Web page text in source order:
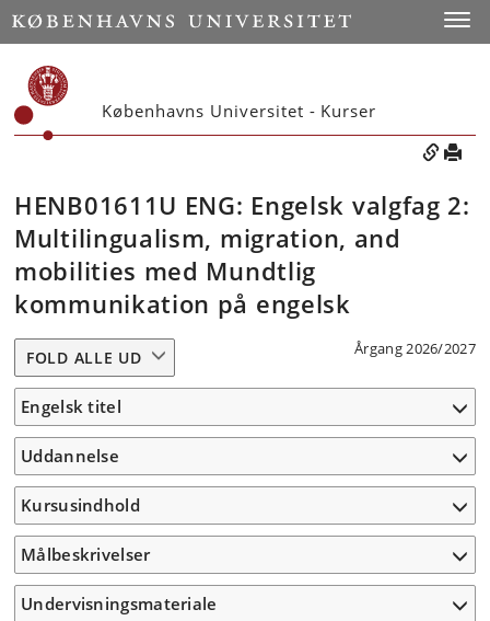
Københavns Universitet - Kurser
HENB01611U ENG: Engelsk valgfag 2:
Multilingualism, migration, and
mobilities med Mundtlig
kommunikation på engelsk
Årgang 2026/2027
FOLD ALLE UD
Engelsk titel
Uddannelse
Kursusindhold
Målbeskrivelser
Undervisningsmateriale